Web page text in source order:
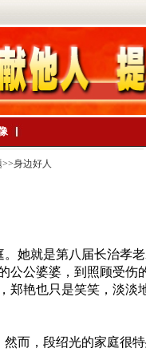
>>身边好人
就是第八届长治孝老
公婆婆，到照顾受伤
郑艳也只是笑笑，淡淡
而，段绍光的家庭很